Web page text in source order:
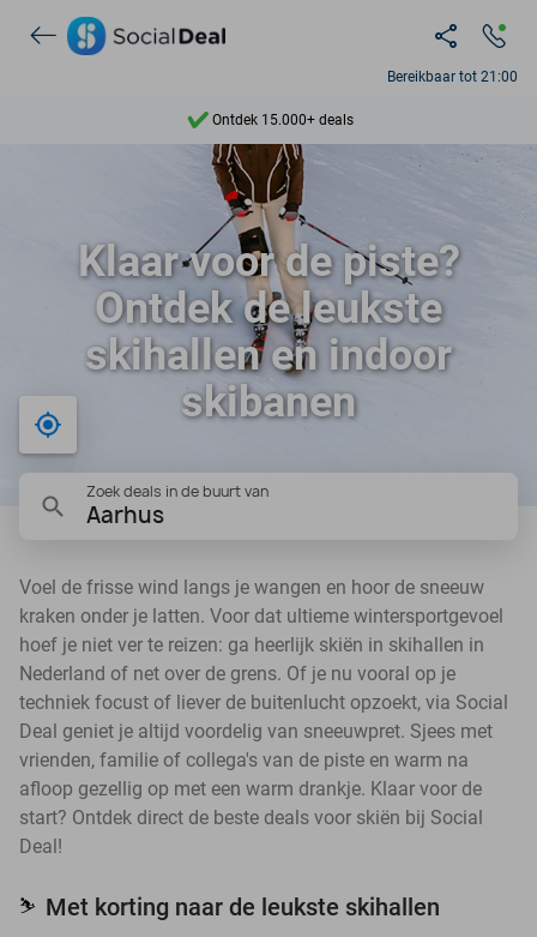
Bereikbaar tot 21:00
7 dagen per week beschikbaar
10+ miljoen leden
Ontdek 15.000+ deals
Klaar voor de piste?
Ontdek de leukste
skihallen en indoor
skibanen
Bij mij in de buurt
Zoek deals in de buurt van
Aarhus
Voel de frisse wind langs je wangen en hoor de sneeuw
kraken onder je latten. Voor dat ultieme wintersportgevoel
hoef je niet ver te reizen: ga heerlijk skiën in skihallen in
Nederland of net over de grens. Of je nu vooral op je
techniek focust of liever de buitenlucht opzoekt, via Social
Deal geniet je altijd voordelig van sneeuwpret. Sjees met
vrienden, familie of collega's van de piste en warm na
afloop gezellig op met een warm drankje. Klaar voor de
start? Ontdek direct de beste deals voor skiën bij Social
Deal!
⛷️ Met korting naar de leukste skihallen